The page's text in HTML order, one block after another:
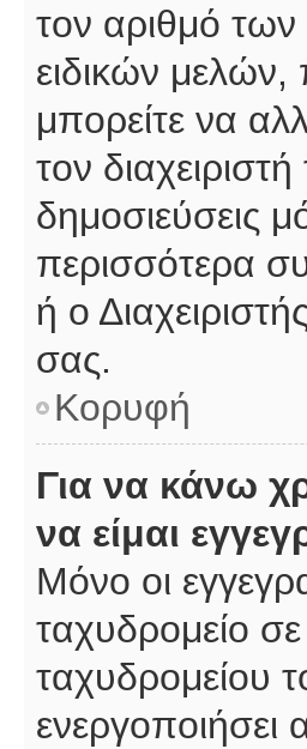
τον αριθμό των
ειδικών μελών,
μπορείτε να
τον
δημοσιεύσεις
περισσότερα
ή ο
σας.
Κορυφή
Για να κάνω
να είμαι
Μόνο οι
ταχυδρομείο
ταχυδρομείου
ενεργοποιήσει